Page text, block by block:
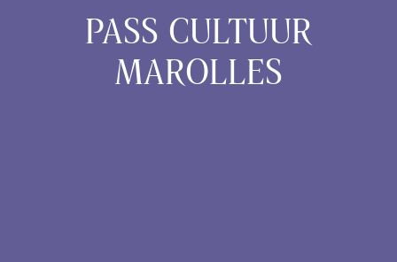
PASS CULTUUR
MAROLLES